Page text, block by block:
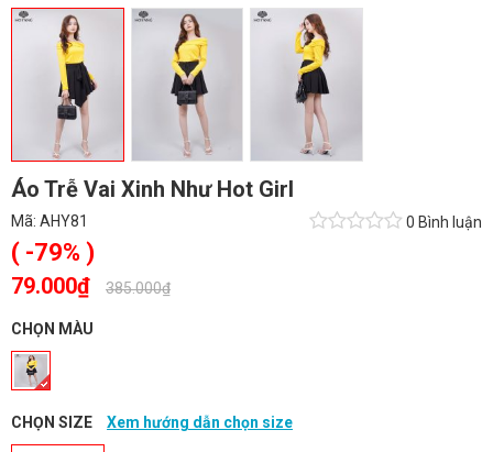
Áo Trễ Vai Xinh Như Hot Girl
Mã: AHY81 0 Bình luận
( -79% )
79.000₫ 385.000₫
CHỌN MÀU
CHỌN SIZE Xem hướng dẫn chọn size